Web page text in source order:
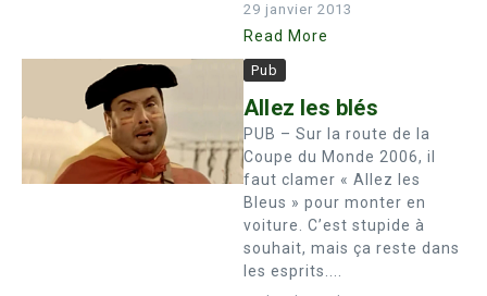
29 janvier 2013
Read More
Pub
Allez les blés
PUB – Sur la route de la
Coupe du Monde 2006, il
faut clamer « Allez les
Bleus » pour monter en
voiture. C’est stupide à
souhait, mais ça reste dans
les esprits....